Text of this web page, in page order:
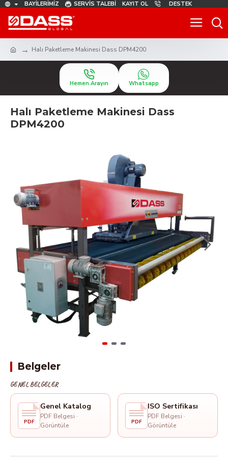
BAYILERIMIZ SERVIS TALEBI KAYIT OL DESTEK
Halı Paketleme Makinesi Dass DPM4200
Hemen Arayın Whatsapp
Halı Paketleme Makinesi Dass
DPM4200
Belgeler
GENEL BELGELER
PDF
Genel Katalog
PDF Belgesi ·
Görüntüle
PDF
ISO Sertifikası
PDF Belgesi ·
Görüntüle